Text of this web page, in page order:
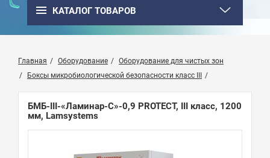
КАТАЛОГ ТОВАРОВ
Главная Оборудование
Оборудование для чистых зон
Боксы микробиологической безопасности класс III
БМБ-III-«Ламинар-С»-0,9 PROTECT, III класс, 1200
мм, Lamsystems